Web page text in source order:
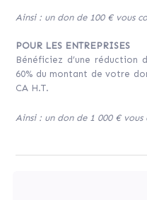
Ainsi : un don de 100 € vous
POUR LES ENTREPRISES
Bénéficiez d’une réduction
60% du montant de votre
CA H.T.
Ainsi : un don de 1 000 €